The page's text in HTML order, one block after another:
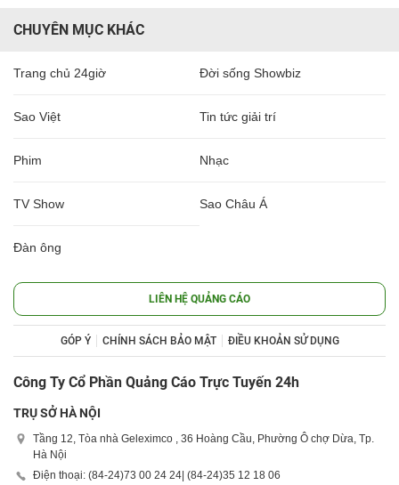
CHUYÊN MỤC KHÁC
Trang chủ 24giờ Đời sống Showbiz
Sao Việt Tin tức giải trí
Phim Nhạc
TV Show Sao Châu Á
Đàn ông
LIÊN HỆ QUẢNG CÁO
GÓP Ý CHÍNH SÁCH BẢO MẬT ĐIỀU KHOẢN SỬ DỤNG
Công Ty Cổ Phần Quảng Cáo Trực Tuyến 24h
TRỤ SỞ HÀ NỘI
Tầng 12, Tòa nhà Geleximco , 36 Hoàng Cầu, Phường Ô chợ Dừa, Tp.
Hà Nội
Điện thoại: (84-24)73 00 24 24| (84-24)35 12 18 06